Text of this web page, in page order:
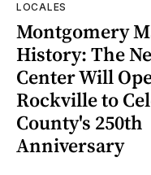
LOCALES
Montgomery
History: The
Center Will
Rockville to
County's 250th
Anniversary